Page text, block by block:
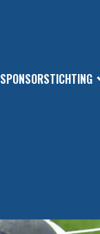
SPONSORSTICHTING